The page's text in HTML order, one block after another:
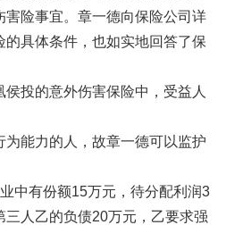
险事宜。章一德向保险公司详
具体条件，也如实地回答了保
投的意外伤害保险中，受益人
为能力的人，故章一德可以监护
中有份额15万元，待分配利润3
人乙的负债20万元，乙要求强